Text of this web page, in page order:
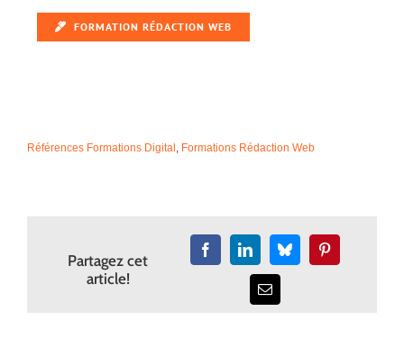
FORMATION RÉDACTION WEB
Références Formations Digital , Formations Rédaction Web
Partagez cet
article!
FacebookLinkedInBlueskyPinterest
Email